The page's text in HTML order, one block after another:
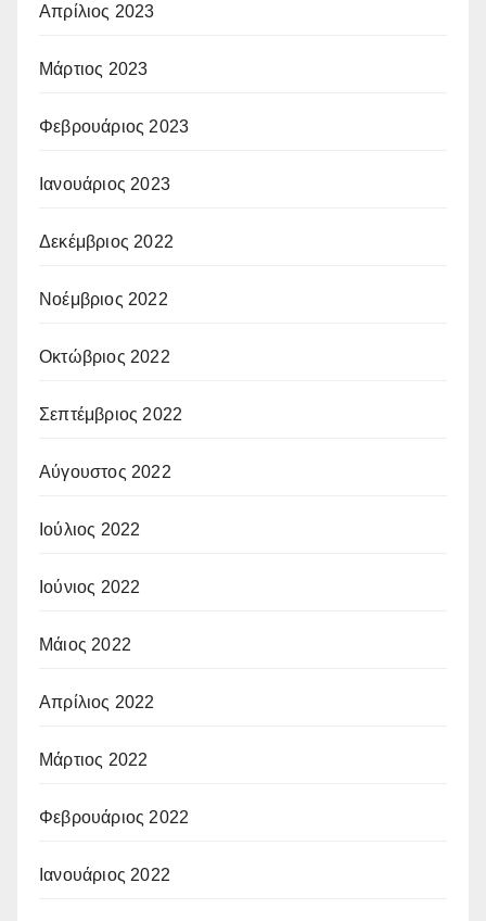
Απρίλιος 2023
Μάρτιος 2023
Φεβρουάριος 2023
Ιανουάριος 2023
Δεκέμβριος 2022
Νοέμβριος 2022
Οκτώβριος 2022
Σεπτέμβριος 2022
Αύγουστος 2022
Ιούλιος 2022
Ιούνιος 2022
Μάιος 2022
Απρίλιος 2022
Μάρτιος 2022
Φεβρουάριος 2022
Ιανουάριος 2022